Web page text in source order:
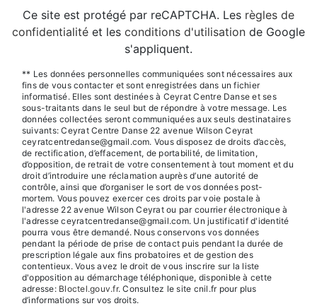
Ce site est protégé par reCAPTCHA. Les règles de
confidentialité et les conditions d'utilisation de Google
s'appliquent.
** Les données personnelles communiquées sont nécessaires aux
fins de vous contacter et sont enregistrées dans un fichier
informatisé. Elles sont destinées à Ceyrat Centre Danse et ses
sous-traitants dans le seul but de répondre à votre message. Les
données collectées seront communiquées aux seuls destinataires
suivants: Ceyrat Centre Danse 22 avenue Wilson Ceyrat
ceyratcentredanse@gmail.com. Vous disposez de droits d’accès,
de rectification, d’effacement, de portabilité, de limitation,
d’opposition, de retrait de votre consentement à tout moment et du
droit d’introduire une réclamation auprès d’une autorité de
contrôle, ainsi que d’organiser le sort de vos données post-
mortem. Vous pouvez exercer ces droits par voie postale à
l'adresse 22 avenue Wilson Ceyrat ou par courrier électronique à
l'adresse ceyratcentredanse@gmail.com. Un justificatif d'identité
pourra vous être demandé. Nous conservons vos données
pendant la période de prise de contact puis pendant la durée de
prescription légale aux fins probatoires et de gestion des
contentieux. Vous avez le droit de vous inscrire sur la liste
d'opposition au démarchage téléphonique, disponible à cette
adresse: Bloctel.gouv.fr. Consultez le site cnil.fr pour plus
d’informations sur vos droits.